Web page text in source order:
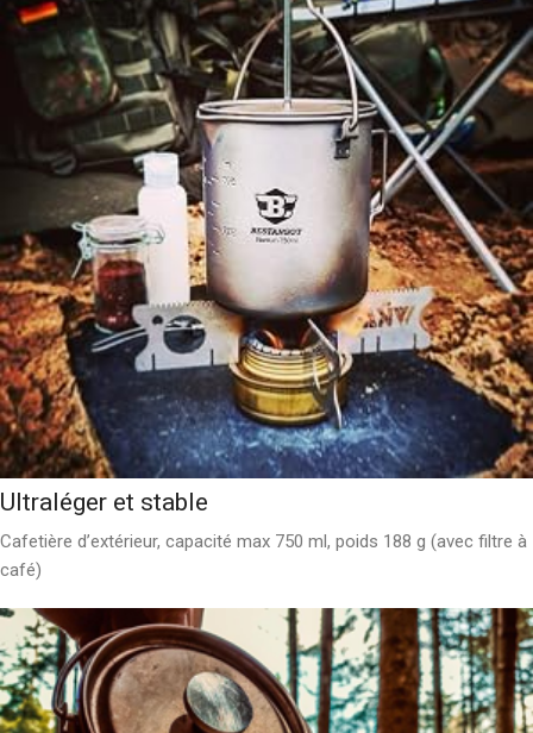
Ultraléger et stable
Cafetière d’extérieur, capacité max 750 ml, poids 188 g (avec filtre à
café)